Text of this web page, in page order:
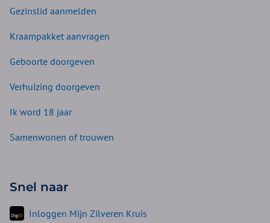
Gezinslid aanmelden
Kraampakket aanvragen
Geboorte doorgeven
Verhuizing doorgeven
Ik word 18 jaar
Samenwonen of trouwen
Snel naar
Inloggen Mijn Zilveren Kruis